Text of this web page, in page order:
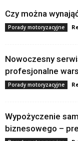
Czy można
Porady motoryzacyjne
Nowoczesny
profesjonalne
Porady motoryzacyjne
Wypożyczenie
biznesowego –